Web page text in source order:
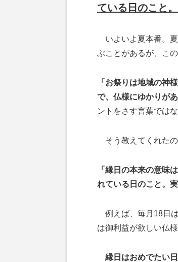
ている日のこと。
いよいよ夏本番。
ぶことがあるが、こ
「お祭りは地域の神
で、仏様にゆかりが
ントをさす言葉ではな
そう教えてくれたの
「縁日の本来の意味
れている日のこと。
例えば、毎月18日
は御利益が欲しい仏
縁日はおめでたい